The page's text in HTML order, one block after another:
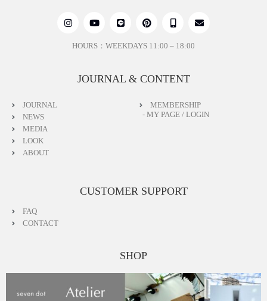
洗練されたスタイリングをお楽しみください
［ Update ］
7.31のinstagram LIVEでご紹介しました
rce=ig_web_copy_link&igsh=MzRlODBiNWFlZA==
［ Other ］
BLACK https://www.seven-dot.com/items/85160618
フォローして入荷連絡やイベント情報を知ろう
LINE https://page.line.me/496ytgtw?openQrModal=true
HOURS：WEEKDAYS 11:00 – 18:00
JOURNAL & CONTENT
JOURNAL
NEWS
MEDIA
LOOK
ABOUT
MEMBERSHIP
- MY PAGE / LOGIN
CUSTOMER SUPPORT
FAQ
CONTACT
SHOP